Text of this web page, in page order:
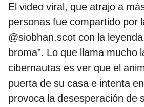
El video viral, que atrajo a
personas fue compartido por
@siobhan.scot con la
broma”. Lo que llama mucho
cibernautas es ver que el
puerta de su casa e intenta
provoca la desesperación de